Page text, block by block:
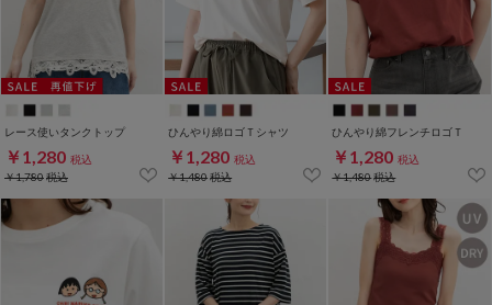
レース使いタンクトップ
￥1,280 税込
￥1,780税込
ひんやり綿ロゴＴシャツ
￥1,280 税込
￥1,480税込
ひんやり綿フレンチロゴＴ
￥1,280 税込
￥1,480税込